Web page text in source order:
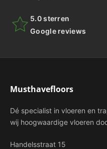
5.0 sterren
Google reviews
Musthavefloors
Dé specialist in vloeren en
wij hoogwaardige vloeren
Handelsstraat 15